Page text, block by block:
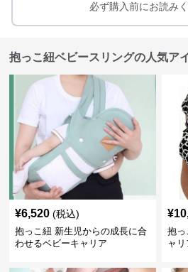
必ず購入前にお読みく
抱っこ紐ベビースリングの人気ア
¥6,520 (税込)
抱っこ紐 新生児からの成長に合
わせるベビーキャリア
¥
抱っ
ャリ